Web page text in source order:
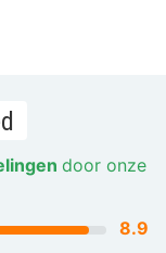
door onze
8.9